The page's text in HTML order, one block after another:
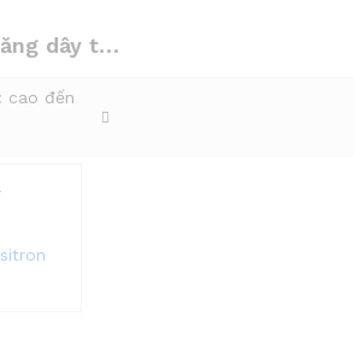
Máy đo lực căng dây thép Tensitron
cao đến